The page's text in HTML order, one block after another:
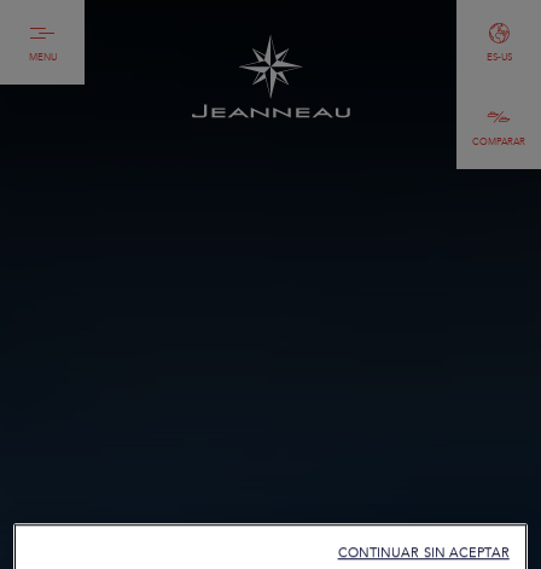
MENU
COMPARAR
ES-US
CONTINUAR SIN ACEPTAR